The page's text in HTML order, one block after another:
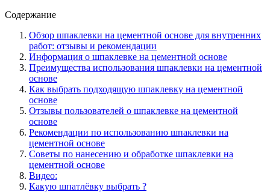
Содержание
Обзор шпаклевки на цементной основе для внутренних
работ: отзывы и рекомендации
Информация о шпаклевке на цементной основе
Преимущества использования шпаклевки на цементной
основе
Как выбрать подходящую шпаклевку на цементной
основе
Отзывы пользователей о шпаклевке на цементной
основе
Рекомендации по использованию шпаклевки на
цементной основе
Советы по нанесению и обработке шпаклевки на
цементной основе
Видео:
Какую шпатлёвку выбрать ?